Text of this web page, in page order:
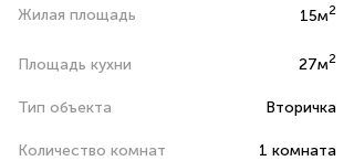
Жилая площадь 15м2
Площадь кухни 27м2
Тип объекта Вторичка
Количество комнат 1 комната